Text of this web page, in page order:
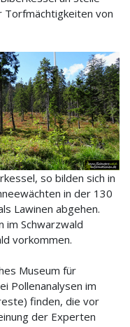
Torfmächtigkeiten von
so bilden sich in
in der 130
Lawinen abgehen.
im Schwarzwald
vorkommen.
Museum für
Pollenanalysen im
finden, die vor
der Experten